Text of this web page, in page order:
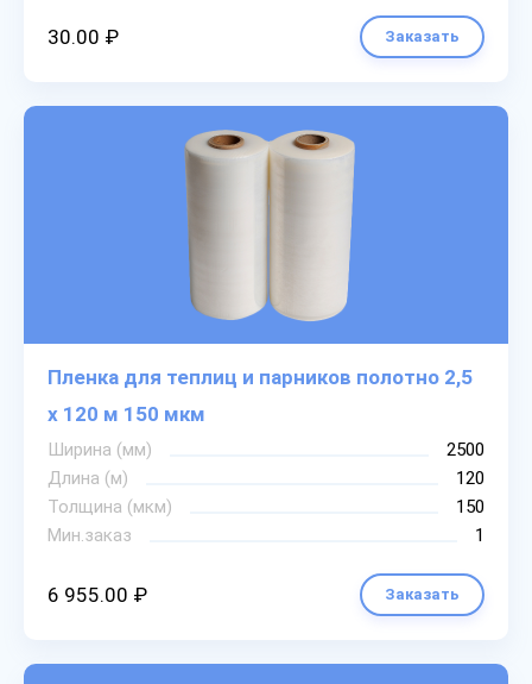
30.00 ₽ Заказать
Пленка для теплиц и парников полотно 2,5
х 120 м 150 мкм
Ширина (мм)
2500
Длина (м)
120
Толщина (мкм)
150
Мин.заказ
1
6 955.00 ₽ Заказать